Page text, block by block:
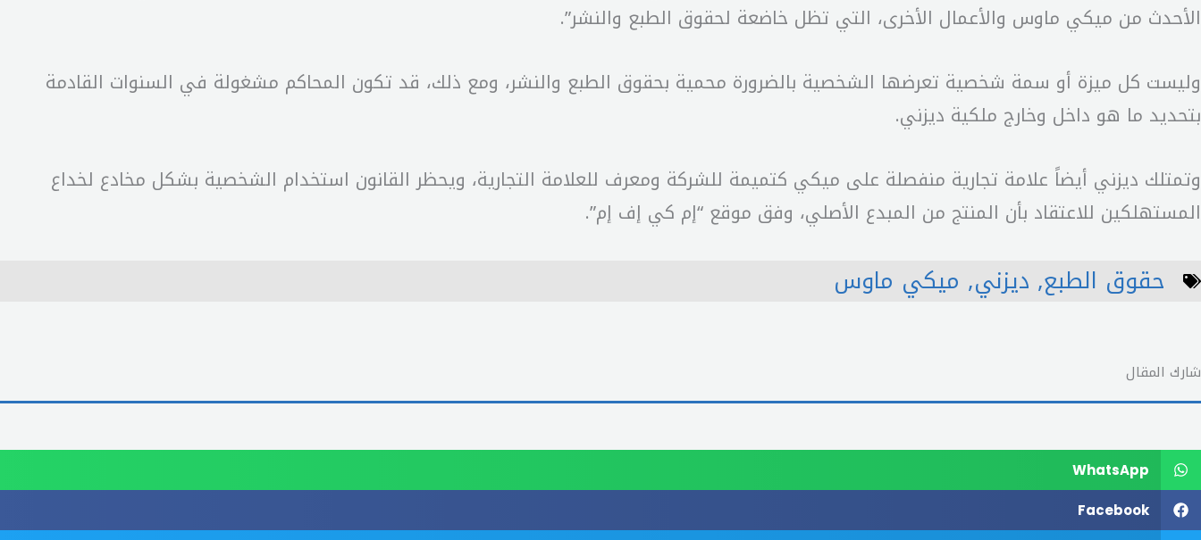
الأحدث من ميكي ماوس والأعمال الأخرى، التي تظل خاضعة لحقوق الطبع والنشر”.
وليست كل ميزة أو سمة شخصية تعرضها الشخصية بالضرورة محمية بحقوق الطبع والنشر، ومع ذلك، قد تكون المحاكم مشغولة في السنوات القادمة
بتحديد ما هو داخل وخارج ملكية ديزني.
وتمتلك ديزني أيضاً علامة تجارية منفصلة على ميكي كتميمة للشركة ومعرف للعلامة التجارية، ويحظر القانون استخدام الشخصية بشكل مخادع لخداع
المستهلكين للاعتقاد بأن المنتج من المبدع الأصلي، وفق موقع “إم كي إف إم”.
حقوق الطبع, ديزني, ميكي ماوس
شارك المقال
WhatsApp
Facebook